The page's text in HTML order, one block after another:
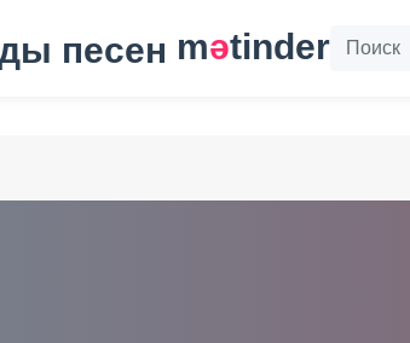
mәtinder